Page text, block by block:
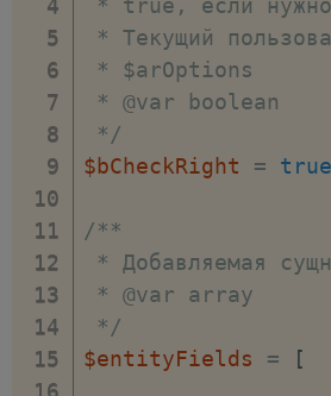
* Текущий
* $arOptions
* @var boolean
*/
$bCheckRight
= true
/**
* Добавляемая
* @var array
*/
$entityFields
= [